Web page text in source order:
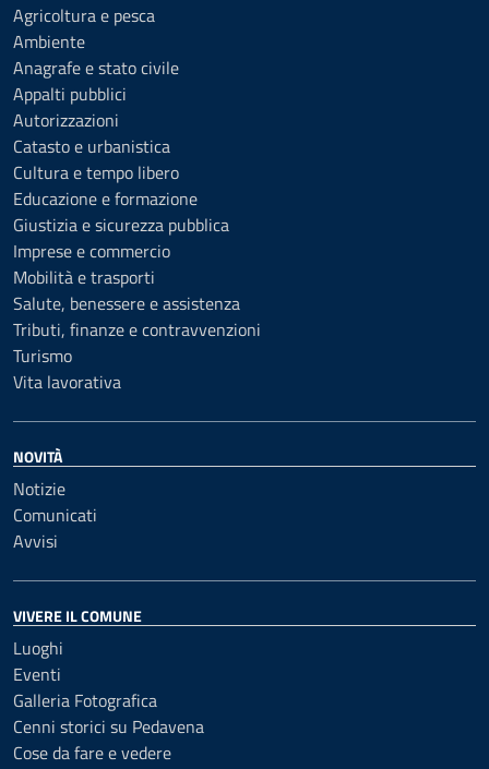
Agricoltura e pesca
Ambiente
Anagrafe e stato civile
Appalti pubblici
Autorizzazioni
Catasto e urbanistica
Cultura e tempo libero
Educazione e formazione
Giustizia e sicurezza pubblica
Imprese e commercio
Mobilità e trasporti
Salute, benessere e assistenza
Tributi, finanze e contravvenzioni
Turismo
Vita lavorativa
NOVITÀ
Notizie
Comunicati
Avvisi
VIVERE IL COMUNE
Luoghi
Eventi
Galleria Fotografica
Cenni storici su Pedavena
Cose da fare e vedere